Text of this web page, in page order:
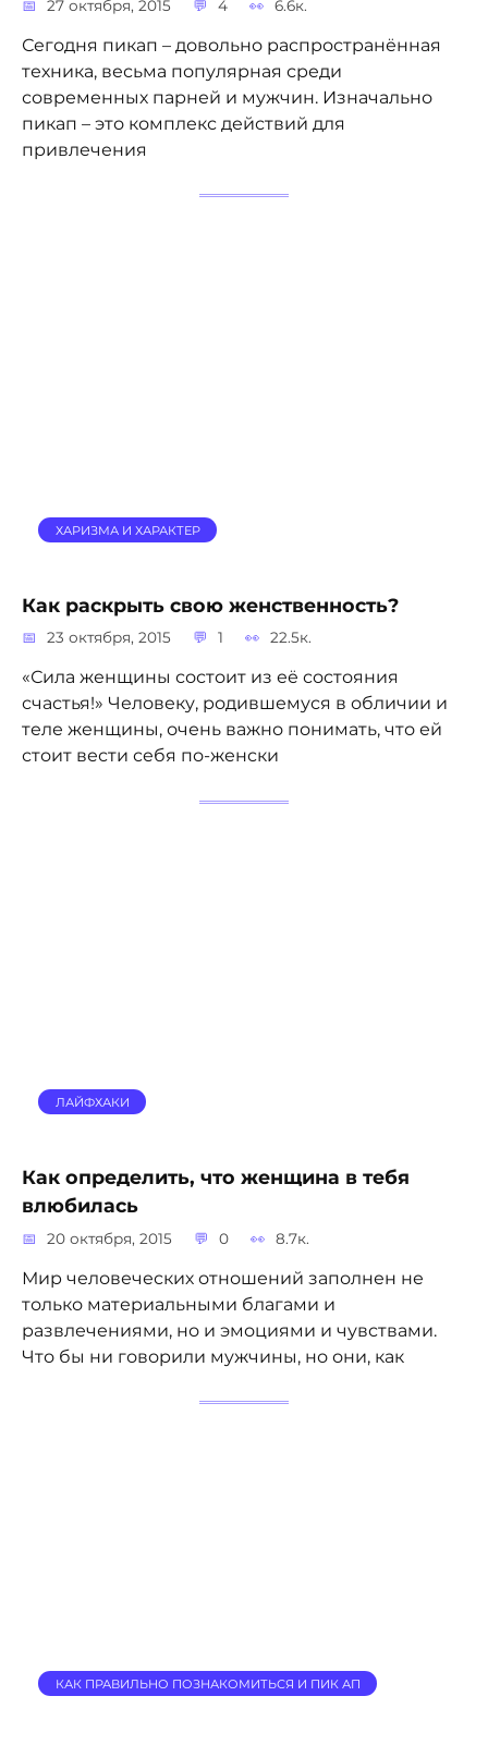
27 октября, 2015 4 6.6к.
Сегодня пикап – довольно распространённая
техника, весьма популярная среди
современных парней и мужчин. Изначально
пикап – это комплекс действий для
привлечения
ХАРИЗМА И ХАРАКТЕР
Как раскрыть свою женственность?
23 октября, 2015 1 22.5к.
«Сила женщины состоит из её состояния
счастья!» Человеку, родившемуся в обличии и
теле женщины, очень важно понимать, что ей
стоит вести себя по-женски
ЛАЙФХАКИ
Как определить, что женщина в тебя
влюбилась
20 октября, 2015 0 8.7к.
Мир человеческих отношений заполнен не
только материальными благами и
развлечениями, но и эмоциями и чувствами.
Что бы ни говорили мужчины, но они, как
КАК ПРАВИЛЬНО ПОЗНАКОМИТЬСЯ И ПИК АП